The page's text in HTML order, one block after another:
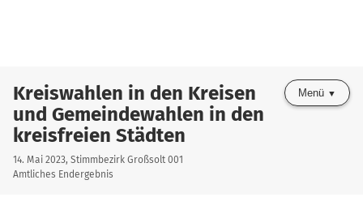
Kreiswahlen in den Kreisen
und Gemeindewahlen in den
kreisfreien Städten
14. Mai 2023, Stimmbezirk Großsolt 001
Amtliches Endergebnis
Menü